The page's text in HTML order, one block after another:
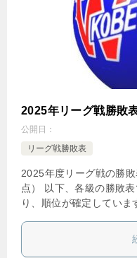
2025年リーグ戦勝敗
公開日：
リーグ戦勝敗表
2025年度リーグ戦の勝
点） 以下、各級の勝敗
り、順位が確定していま